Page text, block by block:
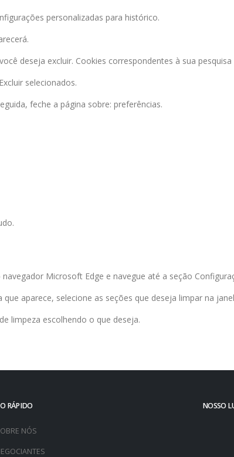
personalizadas para histórico.
deseja excluir. Cookies correspondentes à sua pesquisa
selecionados.
feche a página sobre: preferências.
Microsoft Edge e navegue até a seção
aparece, selecione as seções que deseja limpar na
limpeza escolhendo o que deseja.
RÁPIDO
NÓS
NOSSO